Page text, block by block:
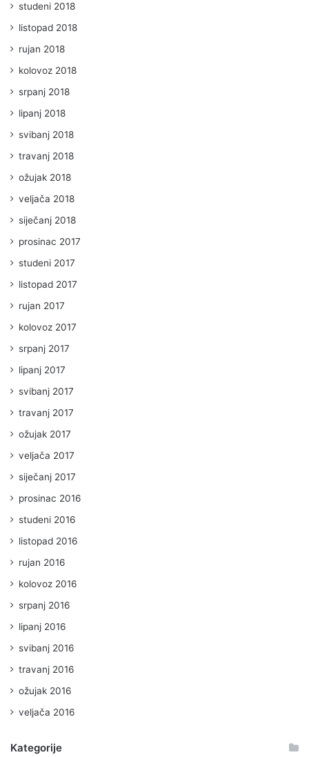
studeni 2018
listopad 2018
rujan 2018
kolovoz 2018
srpanj 2018
lipanj 2018
svibanj 2018
travanj 2018
ožujak 2018
veljača 2018
siječanj 2018
prosinac 2017
studeni 2017
listopad 2017
rujan 2017
kolovoz 2017
srpanj 2017
lipanj 2017
svibanj 2017
travanj 2017
ožujak 2017
veljača 2017
siječanj 2017
prosinac 2016
studeni 2016
listopad 2016
rujan 2016
kolovoz 2016
srpanj 2016
lipanj 2016
svibanj 2016
travanj 2016
ožujak 2016
veljača 2016
Kategorije